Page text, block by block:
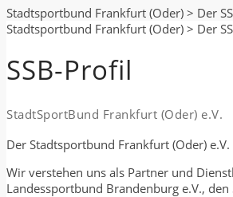
Stadtsportbund Frankfurt (Oder) > Der
Stadtsportbund Frankfurt (Oder) > Der
SSB-Profil
StadtSportBund Frankfurt (Oder) e.V.
Der Stadtsportbund Frankfurt (Oder)
Wir verstehen uns als Partner und
Landessportbund Brandenburg e.V.,